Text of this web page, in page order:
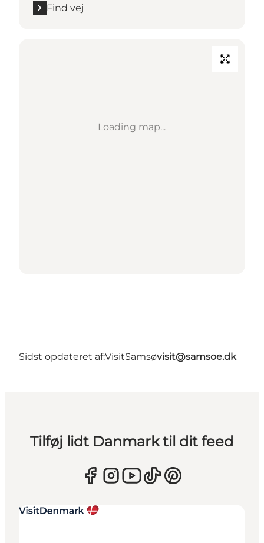
Find vej
Loading map...
Sidst opdateret af:VisitSamsøvisit@samsoe.dk
Tilføj lidt Danmark til dit feed